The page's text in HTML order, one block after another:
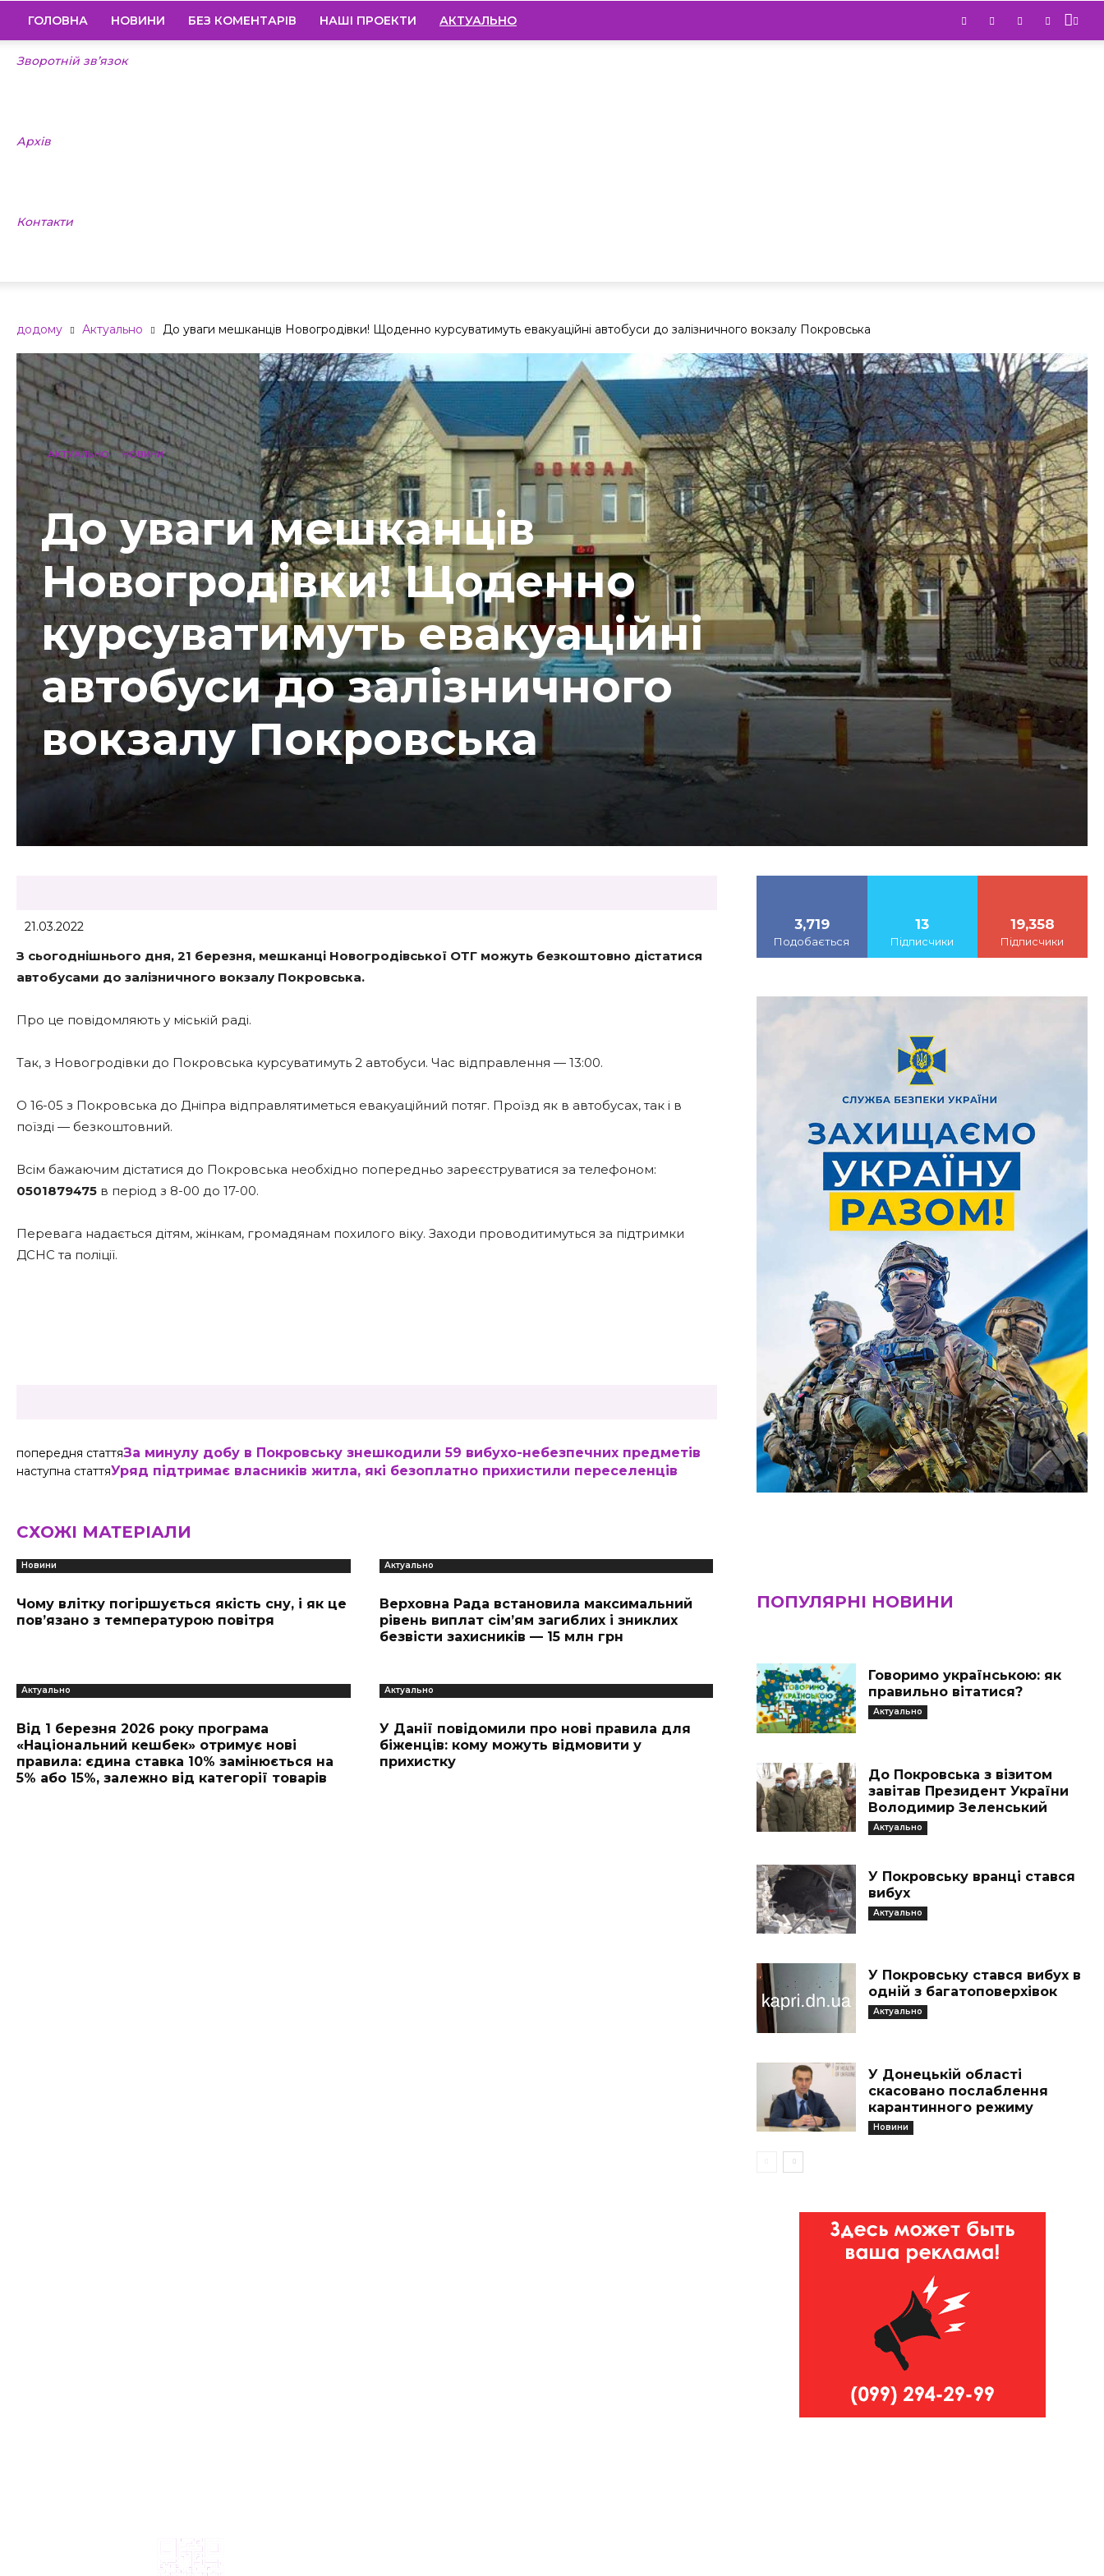
ГОЛОВНА НОВИНИ БЕЗ КОМЕНТАРІВ НАШІ ПРОЕКТИ АКТУАЛЬНО
Зворотній зв’язок
Архів
Контакти
додому Актуально До уваги мешканців Новогродівки! Щоденно курсуватимуть евакуаційні автобуси до залізничного вокзалу Покровська
АКТУАЛЬНО НОВИНИ
До уваги мешканців
Новогродівки! Щоденно
курсуватимуть евакуаційні
автобуси до залізничного
вокзалу Покровська
21.03.2022
З сьогоднішнього дня, 21 березня, мешканці Новогродівської ОТГ можуть безкоштовно дістатися
автобусами до залізничного вокзалу Покровська.
Про це повідомляють у міській раді.
Так, з Новогродівки до Покровська курсуватимуть 2 автобуси. Час відправлення — 13:00.
О 16-05 з Покровська до Дніпра відправлятиметься евакуаційний потяг. Проїзд як в автобусах, так і в
поїзді — безкоштовний.
Всім бажаючим дістатися до Покровська необхідно попередньо зареєструватися за телефоном:
0501879475 в період з 8-00 до 17-00.
Перевага надається дітям, жінкам, громадянам похилого віку. Заходи проводитимуться за підтримки
ДСНС та поліції.
попередня статтяЗа минулу добу в Покровську знешкодили 59 вибухо-небезпечних предметів
наступна статтяУряд підтримає власників житла, які безоплатно прихистили переселенців
СХОЖІ МАТЕРІАЛИ
Новини
Чому влітку погіршується якість сну, і як це
пов’язано з температурою повітря
Актуально
Верховна Рада встановила максимальний
рівень виплат сім’ям загиблих і зниклих
безвісти захисників — 15 млн грн
Актуально
Від 1 березня 2026 року програма
«Національний кешбек» отримує нові
правила: єдина ставка 10% замінюється на
5% або 15%, залежно від категорії товарів
Актуально
У Данії повідомили про нові правила для
біженців: кому можуть відмовити у
прихистку
3,719
Подобається
13
Підписчики
19,358
Підписчики
ПОПУЛЯРНІ НОВИНИ
Говоримо українською: як
правильно вітатися?
Актуально
До Покровська з візитом
завітав Президент України
Володимир Зеленський
Актуально
У Покровську вранці стався
вибух
Актуально
У Покровську стався вибух в
одній з багатоповерхівок
Актуально
У Донецькій області
скасовано послаблення
карантинного режиму
Новини